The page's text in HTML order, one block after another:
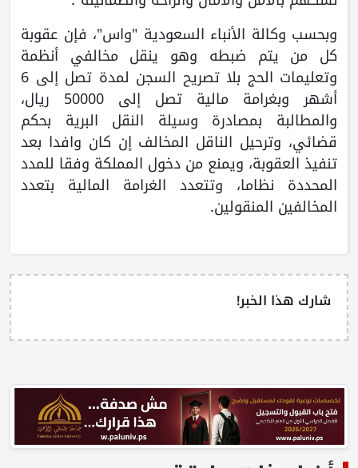
وبحسب وكالة الأنباء السعودية "واس"، فإن عقوبة
كل من يتم ضبطه وهو ينقل مخالفي أنظمة
وتعليمات الحج بلا تصريح السجن لمدة تصل إلى 6
أشهر وبغرامة مالية تصل إلى 50000 ريال،
والمطالبة بمصادرة وسيلة النقل البرية بحكم
قضائي، وترحيل الناقل المخالف إن كان وافدا بعد
تنفيذ العقوبة، ويمنع من دخول المملكة وفقا للمدد
المحددة نظاما، وتتعدد الغرامة المالية بتعدد
المخالفين المنقولين.
شارك هذا الخبر!